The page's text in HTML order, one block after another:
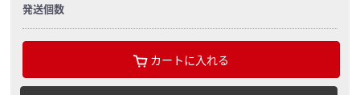
発送個数
カートに入れる